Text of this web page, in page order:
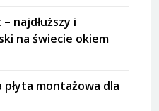
najdłuższy i
na świecie okiem
montażowa dla